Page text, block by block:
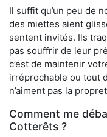
Il suffit qu’un peu de
des miettes aient
sentent invités. Ils
pas souffrir de leur
c’est de maintenir
irréprochable ou tout
n’aiment pas la
Comment me
Cotterêts ?